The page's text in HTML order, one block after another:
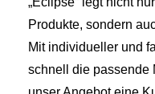
Produkte, sondern
Mit individueller und
schnell die passende